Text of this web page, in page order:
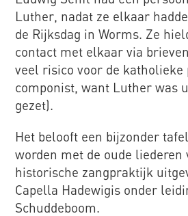
Luther, nadat ze elkaar
de Rijksdag in Worms. Ze
contact met elkaar via
veel risico voor de
componist, want Luther was
gezet).
Het belooft een bijzonder
worden met de oude liederen
historische zangpraktijk
Capella Hadewigis onder
Schuddeboom.